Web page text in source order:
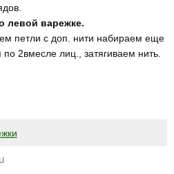
левой варежке.
петли с доп. нити набираем еще
2вмесле лиц., затягиваем нить.